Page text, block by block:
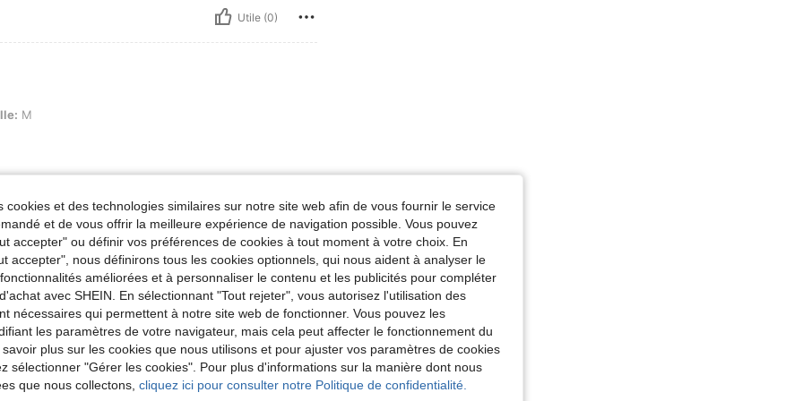
Utile (0)
M
Utile (0)
cookies et des technologies similaires sur notre site web afin de vous fournir le service
et de vous offrir la meilleure expérience de navigation possible. Vous pouvez
accepter" ou définir vos préférences de cookies à tout moment à votre choix. En
accepter", nous définirons tous les cookies optionnels, qui nous aident à analyser le
améliorées et à personnaliser le contenu et les publicités pour compléter
avec SHEIN. En sélectionnant "Tout rejeter", vous autorisez l'utilisation des
nécessaires qui permettent à notre site web de fonctionner. Vous pouvez les
les paramètres de votre navigateur, mais cela peut affecter le fonctionnement du
plus sur les cookies que nous utilisons et pour ajuster vos paramètres de cookies
sélectionner "Gérer les cookies". Pour plus d'informations sur la manière dont nous
que nous collectons, cliquez ici pour consulter notre Politique de confidentialité.